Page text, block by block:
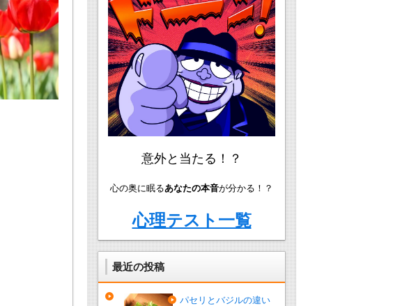
意外と当たる！？
心の奥に眠るあなたの本音が分かる！？
心理テスト一覧
最近の投稿
パセリとバジルの違い